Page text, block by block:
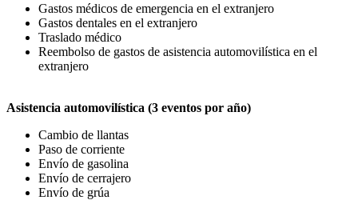
Gastos médicos de emergencia en el extranjero
Gastos dentales en el extranjero
Traslado médico
Reembolso de gastos de asistencia automovilística en el
extranjero
Asistencia automovilística (3 eventos por año)
Cambio de llantas
Paso de corriente
Envío de gasolina
Envío de cerrajero
Envío de grúa